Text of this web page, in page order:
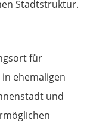
Stadtstruktur.
für
ehemaligen
und